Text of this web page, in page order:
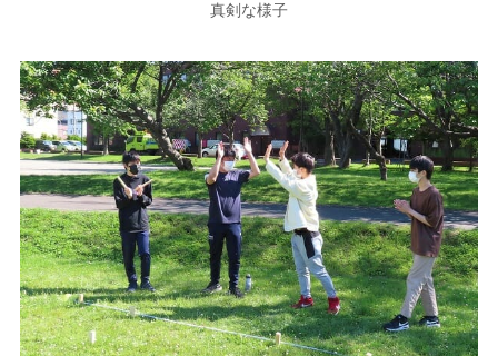
真剣な様子